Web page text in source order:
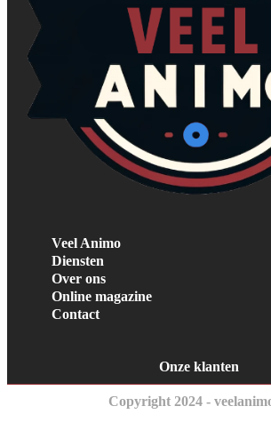
Veel Animo
Diensten
Over ons
Online magazine
Contact
Onze klanten
Copyright 2024 -